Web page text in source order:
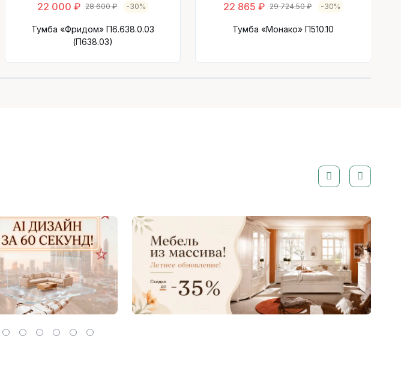
22 000 ₽ 28 600 ₽ -30%
Тумба «Фридом» П6.638.0.03
(П638.03)
22 865 ₽ 29 724.50 ₽ -30%
Тумба «Монако» П510.10